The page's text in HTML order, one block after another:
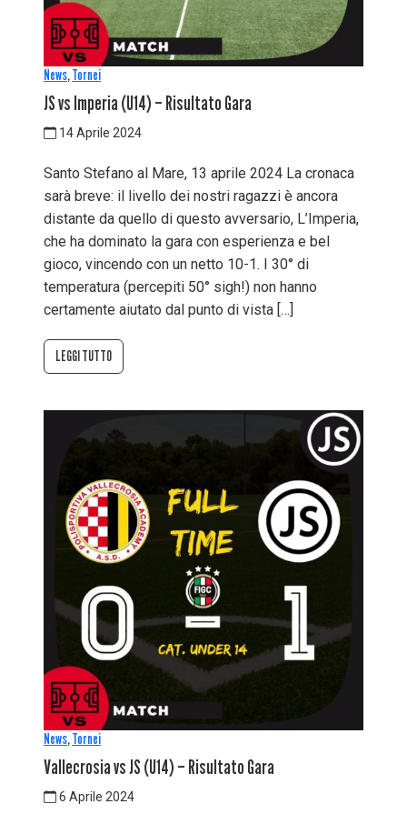
News,Tornei
JS vs Imperia (U14) – Risultato Gara
14 Aprile 2024
Santo Stefano al Mare, 13 aprile 2024 La cronaca
sarà breve: il livello dei nostri ragazzi è ancora
distante da quello di questo avversario, L’Imperia,
che ha dominato la gara con esperienza e bel
gioco, vincendo con un netto 10-1. I 30° di
temperatura (percepiti 50° sigh!) non hanno
certamente aiutato dal punto di vista […]
LEGGI TUTTO
News,Tornei
Vallecrosia vs JS (U14) – Risultato Gara
6 Aprile 2024